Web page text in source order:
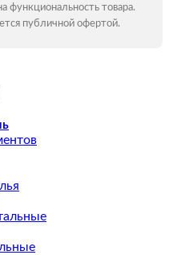
функциональность товара.
публичной офертой.